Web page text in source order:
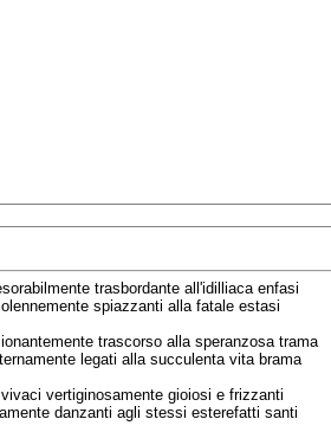
trasbordante all'idilliaca enfasi
spiazzanti alla fatale estasi
trascorso alla speranzosa trama
legati alla succulenta vita brama
vertiginosamente gioiosi e frizzanti
danzanti agli stessi esterefatti santi